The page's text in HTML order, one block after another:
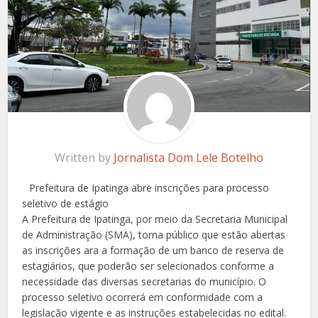
Written by Jornalista Dom Lele Botelho
Prefeitura de Ipatinga abre inscrições para processo
seletivo de estágio
A Prefeitura de Ipatinga, por meio da Secretaria Municipal
de Administração (SMA), torna público que estão abertas
as inscrições ara a formação de um banco de reserva de
estagiários, que poderão ser selecionados conforme a
necessidade das diversas secretarias do município. O
processo seletivo ocorrerá em conformidade com a
legislação vigente e as instruções estabelecidas no edital.